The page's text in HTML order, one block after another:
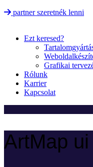
partner szeretnék lenni
Ezt keresed?
Grafikai
Rólunk
Karrier
Kapcsolat
ArtMap ui